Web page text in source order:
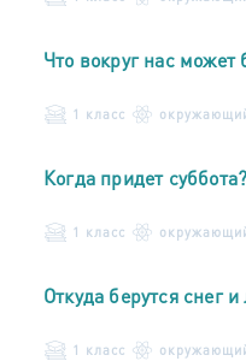
Что вокруг нас
1 класс
Когда придет
1 класс
Откуда берутся снег
1 класс